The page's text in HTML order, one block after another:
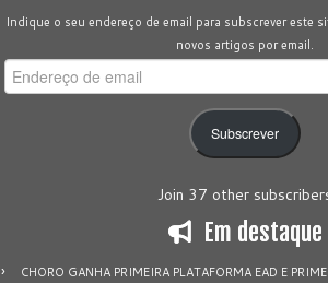
Indique o seu endereço de email para subscrever este
novos artigos por email.
Endereço
de
Subscrever
Join 37 other
Em destaque
CHORO GANHA PRIMEIRA PLATAFORMA EAD E